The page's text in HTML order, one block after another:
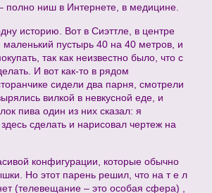
полно ниш в Интернете, в медицине.
историю. Вот в Сиэттле, в центре
маленький пустырь 40 на 40 метров, и
так как неизвестно было, что с
И вот как-то в рядом
сидели два парня, смотрели
вилкой в невкусной еде, и
пива один из них сказал: я
сделать и нарисовал чертеж на
конфигурации, которые обычно
Но этот парень решил, что на т е л
(телевещание – это особая сфера) ,